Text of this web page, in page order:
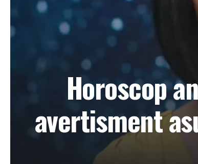
Horoscop
avertisment